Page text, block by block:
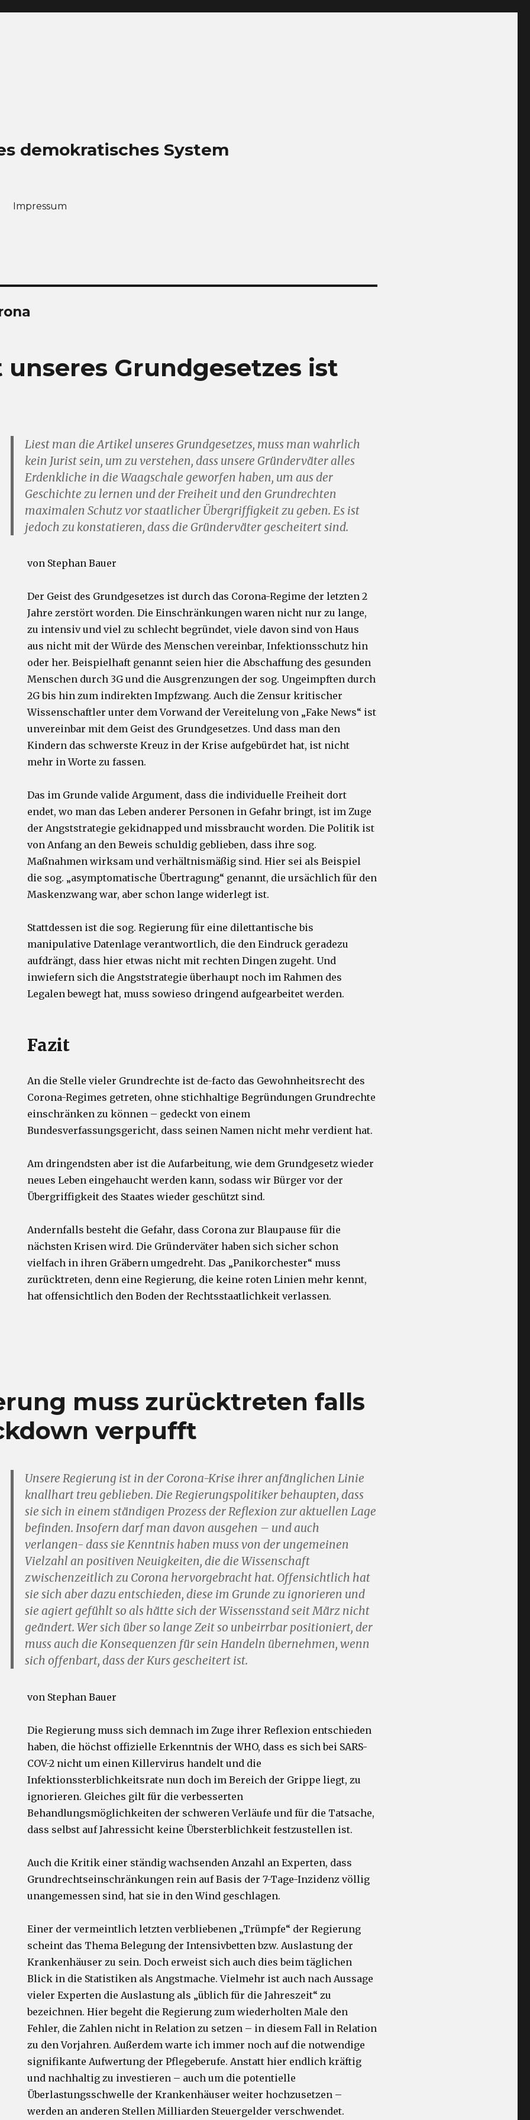
demokratisches System
Impressum
unseres Grundgesetzes ist
Liest man die Artikel unseres Grundgesetzes, muss man wahrlich
kein Jurist sein, um zu verstehen, dass unsere Gründerväter alles
Erdenkliche in die Waagschale geworfen haben, um aus der
Geschichte zu lernen und der Freiheit und den Grundrechten
maximalen Schutz vor staatlicher Übergriffigkeit zu geben. Es ist
jedoch zu konstatieren, dass die Gründerväter gescheitert sind.
von Stephan Bauer
Der Geist des Grundgesetzes ist durch das Corona-Regime der letzten 2
Jahre zerstört worden. Die Einschränkungen waren nicht nur zu lange,
zu intensiv und viel zu schlecht begründet, viele davon sind von Haus
aus nicht mit der Würde des Menschen vereinbar, Infektionsschutz hin
oder her. Beispielhaft genannt seien hier die Abschaffung des gesunden
Menschen durch 3G und die Ausgrenzungen der sog. Ungeimpften durch
2G bis hin zum indirekten Impfzwang. Auch die Zensur kritischer
Wissenschaftler unter dem Vorwand der Vereitelung von „Fake News“ ist
unvereinbar mit dem Geist des Grundgesetzes. Und dass man den
Kindern das schwerste Kreuz in der Krise aufgebürdet hat, ist nicht
mehr in Worte zu fassen.
Das im Grunde valide Argument, dass die individuelle Freiheit dort
endet, wo man das Leben anderer Personen in Gefahr bringt, ist im Zuge
der Angststrategie gekidnapped und missbraucht worden. Die Politik ist
von Anfang an den Beweis schuldig geblieben, dass ihre sog.
Maßnahmen wirksam und verhältnismäßig sind. Hier sei als Beispiel
die sog. „asymptomatische Übertragung“ genannt, die ursächlich für den
Maskenzwang war, aber schon lange widerlegt ist.
Stattdessen ist die sog. Regierung für eine dilettantische bis
manipulative Datenlage verantwortlich, die den Eindruck geradezu
aufdrängt, dass hier etwas nicht mit rechten Dingen zugeht. Und
inwiefern sich die Angststrategie überhaupt noch im Rahmen des
Legalen bewegt hat, muss sowieso dringend aufgearbeitet werden.
Fazit
An die Stelle vieler Grundrechte ist de-facto das Gewohnheitsrecht des
Corona-Regimes getreten, ohne stichhaltige Begründungen Grundrechte
einschränken zu können – gedeckt von einem
Bundesverfassungsgericht, dass seinen Namen nicht mehr verdient hat.
Am dringendsten aber ist die Aufarbeitung, wie dem Grundgesetz wieder
neues Leben eingehaucht werden kann, sodass wir Bürger vor der
Übergriffigkeit des Staates wieder geschützt sind.
Andernfalls besteht die Gefahr, dass Corona zur Blaupause für die
nächsten Krisen wird. Die Gründerväter haben sich sicher schon
vielfach in ihren Gräbern umgedreht. Das „Panikorchester“ muss
zurücktreten, denn eine Regierung, die keine roten Linien mehr kennt,
hat offensichtlich den Boden der Rechtsstaatlichkeit verlassen.
muss zurücktreten falls
verpufft
Unsere Regierung ist in der Corona-Krise ihrer anfänglichen Linie
knallhart treu geblieben. Die Regierungspolitiker behaupten, dass
sie sich in einem ständigen Prozess der Reflexion zur aktuellen Lage
befinden. Insofern darf man davon ausgehen – und auch
verlangen- dass sie Kenntnis haben muss von der ungemeinen
Vielzahl an positiven Neuigkeiten, die die Wissenschaft
zwischenzeitlich zu Corona hervorgebracht hat. Offensichtlich hat
sie sich aber dazu entschieden, diese im Grunde zu ignorieren und
sie agiert gefühlt so als hätte sich der Wissensstand seit März nicht
geändert. Wer sich über so lange Zeit so unbeirrbar positioniert, der
muss auch die Konsequenzen für sein Handeln übernehmen, wenn
sich offenbart, dass der Kurs gescheitert ist.
von Stephan Bauer
Die Regierung muss sich demnach im Zuge ihrer Reflexion entschieden
haben, die höchst offizielle Erkenntnis der WHO, dass es sich bei SARS-
COV-2 nicht um einen Killervirus handelt und die
Infektionssterblichkeitsrate nun doch im Bereich der Grippe liegt, zu
ignorieren. Gleiches gilt für die verbesserten
Behandlungsmöglichkeiten der schweren Verläufe und für die Tatsache,
dass selbst auf Jahressicht keine Übersterblichkeit festzustellen ist.
Auch die Kritik einer ständig wachsenden Anzahl an Experten, dass
Grundrechtseinschränkungen rein auf Basis der 7-Tage-Inzidenz völlig
unangemessen sind, hat sie in den Wind geschlagen.
Einer der vermeintlich letzten verbliebenen „Trümpfe“ der Regierung
scheint das Thema Belegung der Intensivbetten bzw. Auslastung der
Krankenhäuser zu sein. Doch erweist sich auch dies beim täglichen
Blick in die Statistiken als Angstmache. Vielmehr ist auch nach Aussage
vieler Experten die Auslastung als „üblich für die Jahreszeit“ zu
bezeichnen. Hier begeht die Regierung zum wiederholten Male den
Fehler, die Zahlen nicht in Relation zu setzen – in diesem Fall in Relation
zu den Vorjahren. Außerdem warte ich immer noch auf die notwendige
signifikante Aufwertung der Pflegeberufe. Anstatt hier endlich kräftig
und nachhaltig zu investieren – auch um die potentielle
Überlastungsschwelle der Krankenhäuser weiter hochzusetzen –
werden an anderen Stellen Milliarden Steuergelder verschwendet.